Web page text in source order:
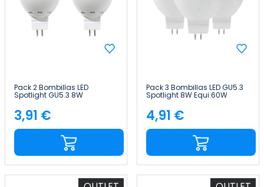
Pack 2 Bombillas LED
Spotlight GU5.3 8W
Equi.60W 700lm 3000K
25000H 7hSevenOn Premium
Precio
3,91 €
Pack 3 Bombillas LED GU5.3
Spotlight 8W Equi.60W
700lm Raydan Home
Precio
4,91 €